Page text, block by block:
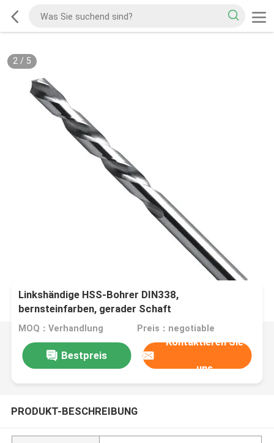
2/ 5
Linkshändige HSS-Bohrer DIN338,
bernsteinfarben, gerader Schaft
MOQ：Verhandlung Preis：negotiable
Bestpreis
Kontaktieren Sie
uns
PRODUKT-BESCHREIBUNG